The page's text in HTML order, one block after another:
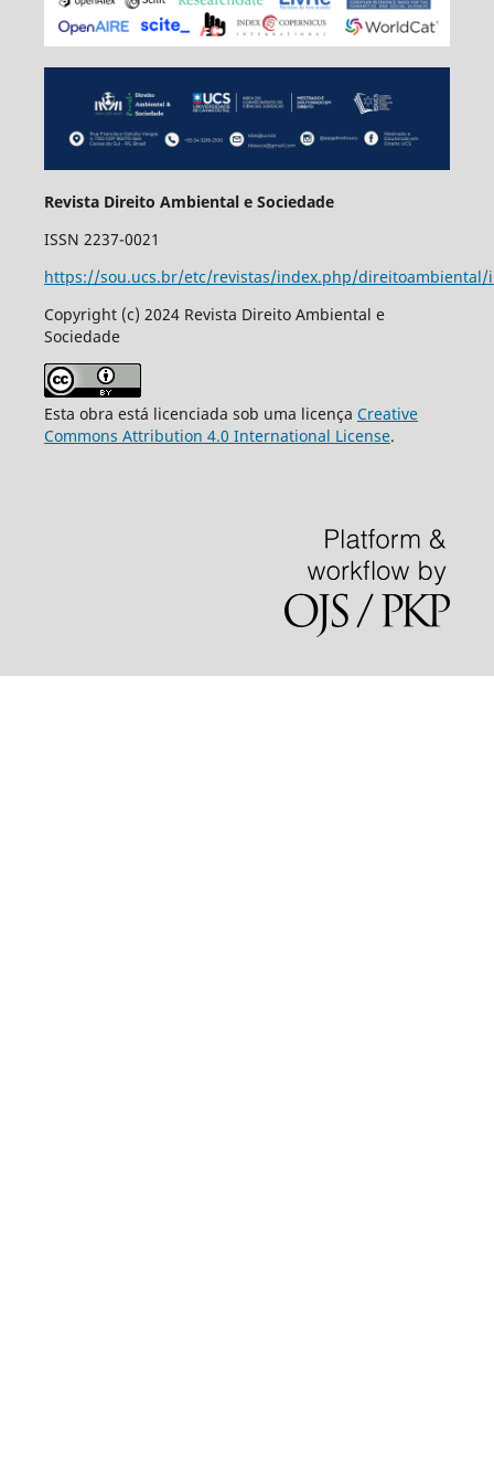
Revista Direito Ambiental e Sociedade
ISSN 2237-0021
https://sou.ucs.br/etc/revistas/index.php/direitoambiental/
Copyright (c) 2024 Revista Direito Ambiental e
Sociedade
Esta obra está licenciada sob uma licença Creative
Commons Attribution 4.0 International License.